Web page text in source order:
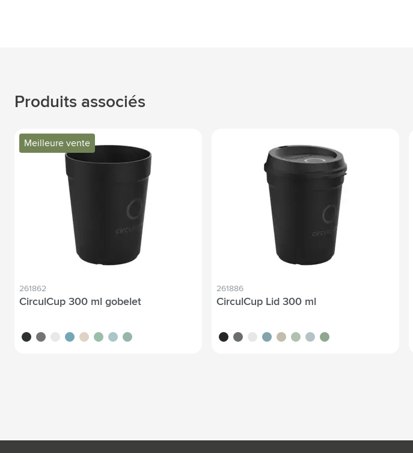
Produits associés
Meilleure vente
261862
CirculCup 300 ml gobelet
noir gris pierre
blanc cassé
bleu moyen
beigevert clairbleu clairvert moyen
261886
CirculCup Lid 300 ml
noir gris pierre
blanc cassé
bleu moyen
beigevert clairbleu clairvert moyen